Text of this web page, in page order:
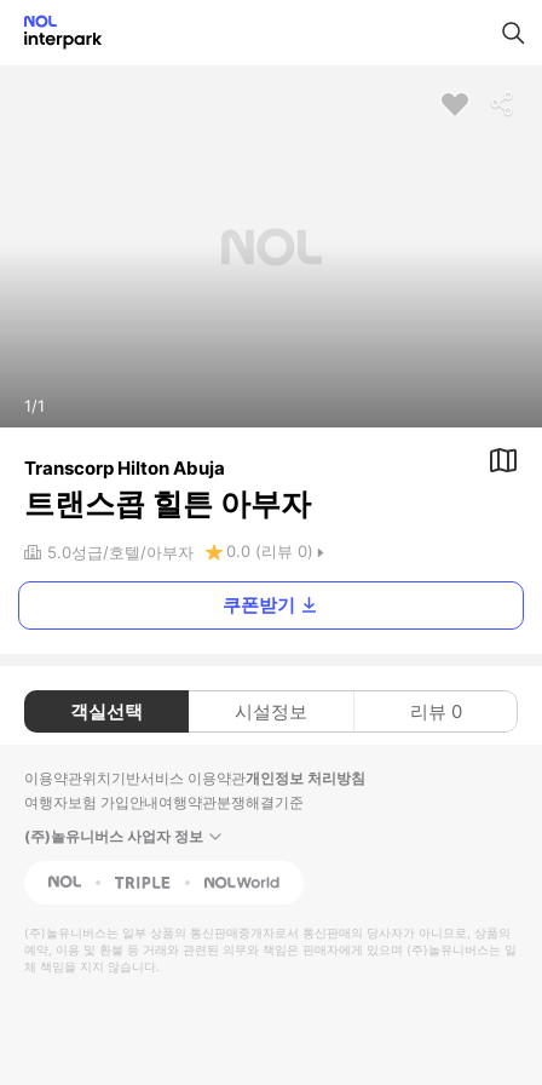
1/1
Transcorp Hilton Abuja
트랜스콥 힐튼 아부자
5.0성급 호텔 아부자 0.0 (리뷰 0)
쿠폰받기
객실선택 시설정보 리뷰 0
이용약관위치기반서비스 이용약관개인정보 처리방침
여행자보험 가입안내여행약관분쟁해결기준
(주)놀유니버스 사업자 정보
NOL Triple Interpark Global
(주)놀유니버스는 일부 상품의 통신판매중개자로서 통신판매의 당사자가 아니므로, 상품의
예약, 이용 및 환불 등 거래와 관련된 의무와 책임은 판매자에게 있으며 (주)놀유니버스는 일
체 책임을 지지 않습니다.